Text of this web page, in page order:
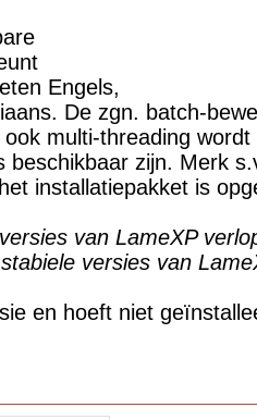
Engels,
De zgn. batch-
multi-threading
beschikbaar zijn. Merk
installatiepakket is
van LameXP
versies van
en hoeft niet